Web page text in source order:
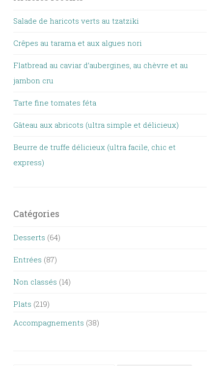
Salade de haricots verts au tzatziki
Crêpes au tarama et aux algues nori
Flatbread au caviar d’aubergines, au chèvre et au
jambon cru
Tarte fine tomates féta
Gâteau aux abricots (ultra simple et délicieux)
Beurre de truffe délicieux (ultra facile, chic et
express)
Catégories
Desserts (64)
Entrées (87)
Non classés (14)
Plats (219)
Accompagnements (38)